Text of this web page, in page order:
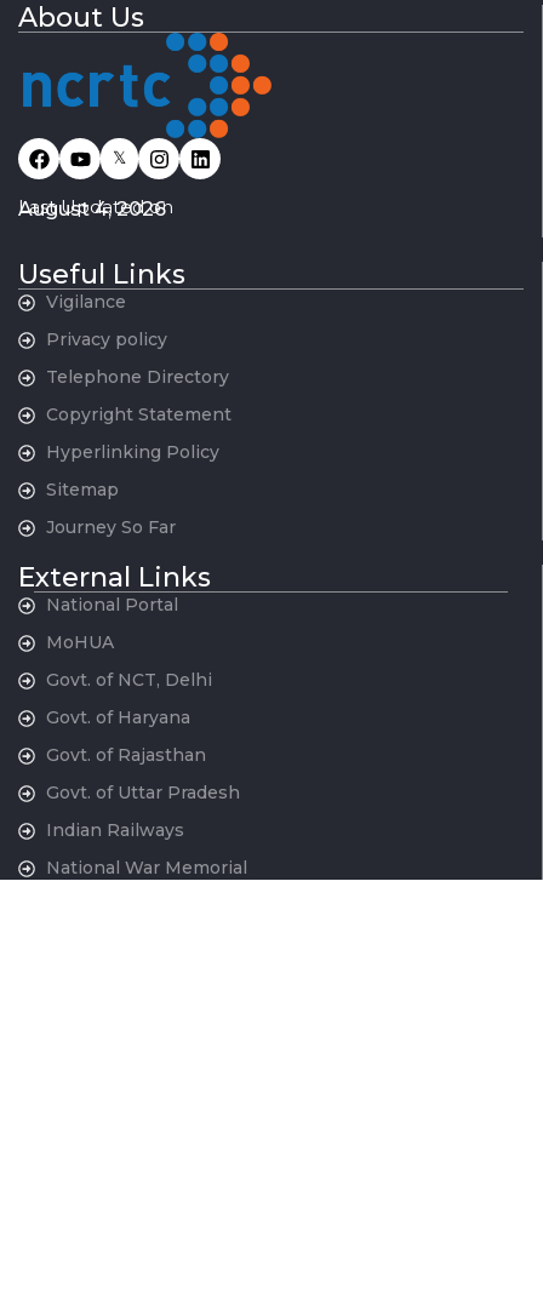
About Us
𝕏
Last Updated on
August 4, 2026
Useful Links
Vigilance
Privacy policy
Telephone Directory
Copyright Statement
Hyperlinking Policy
Sitemap
Journey So Far
External Links
National Portal
MoHUA
Govt. of NCT, Delhi
Govt. of Haryana
Govt. of Rajasthan
Govt. of Uttar Pradesh
Indian Railways
National War Memorial